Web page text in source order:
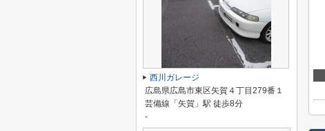
西川ガレージ
広島県広島市東区矢賀４丁目279番１
芸備線「矢賀」駅 徒歩8分
-